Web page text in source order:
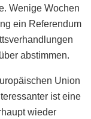
Wenige Wochen
ein Referendum
abstimmen.
Union
ist eine
wieder